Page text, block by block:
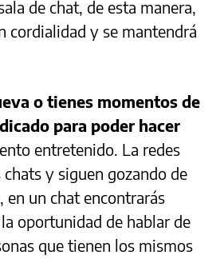
de chat, de esta manera,
cordialidad y se mantendrá
o tienes momentos de
para poder hacer
entretenido. La redes
y siguen gozando de
en un chat encontrarás
oportunidad de hablar de
que tienen los mismos